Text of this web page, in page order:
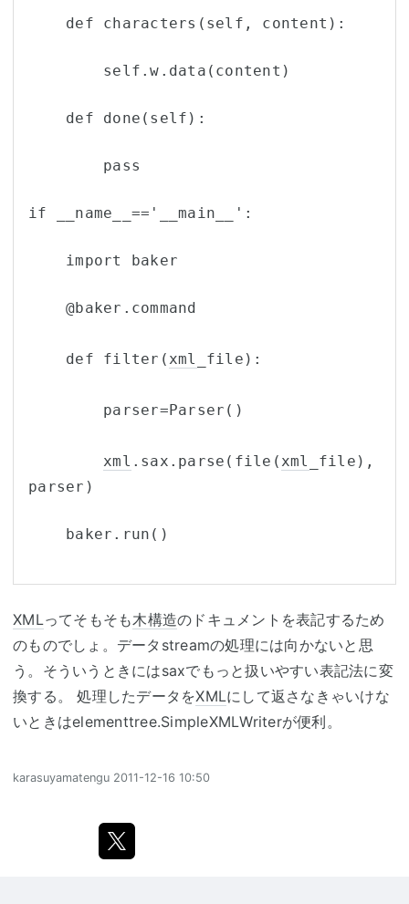
    def characters(self, content):
        self.w.data(content)
    def done(self):
        pass
if __name__=='__main__':
    import baker
    @baker.command
    def filter(
xml _file):
        parser=Parser()
xml .sax.parse(file( xml
_file),
parser)
    baker.run()
XMLってそもそも木構造のドキュメントを表記するため
のものでしょ。データstreamの処理には向かないと思
う。そういうときにはsaxでもっと扱いやすい表記法に変
換する。 処理したデータをXMLにして返さなきゃいけな
いときはelementtree.SimpleXMLWriterが便利。
karasuyamatengu 2011-12-16 10:50